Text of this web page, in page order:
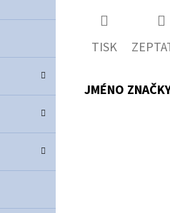
TISK
JMÉNO ZNAČKY